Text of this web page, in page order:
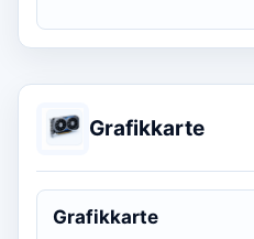
Grafikkarte
Grafikkarte